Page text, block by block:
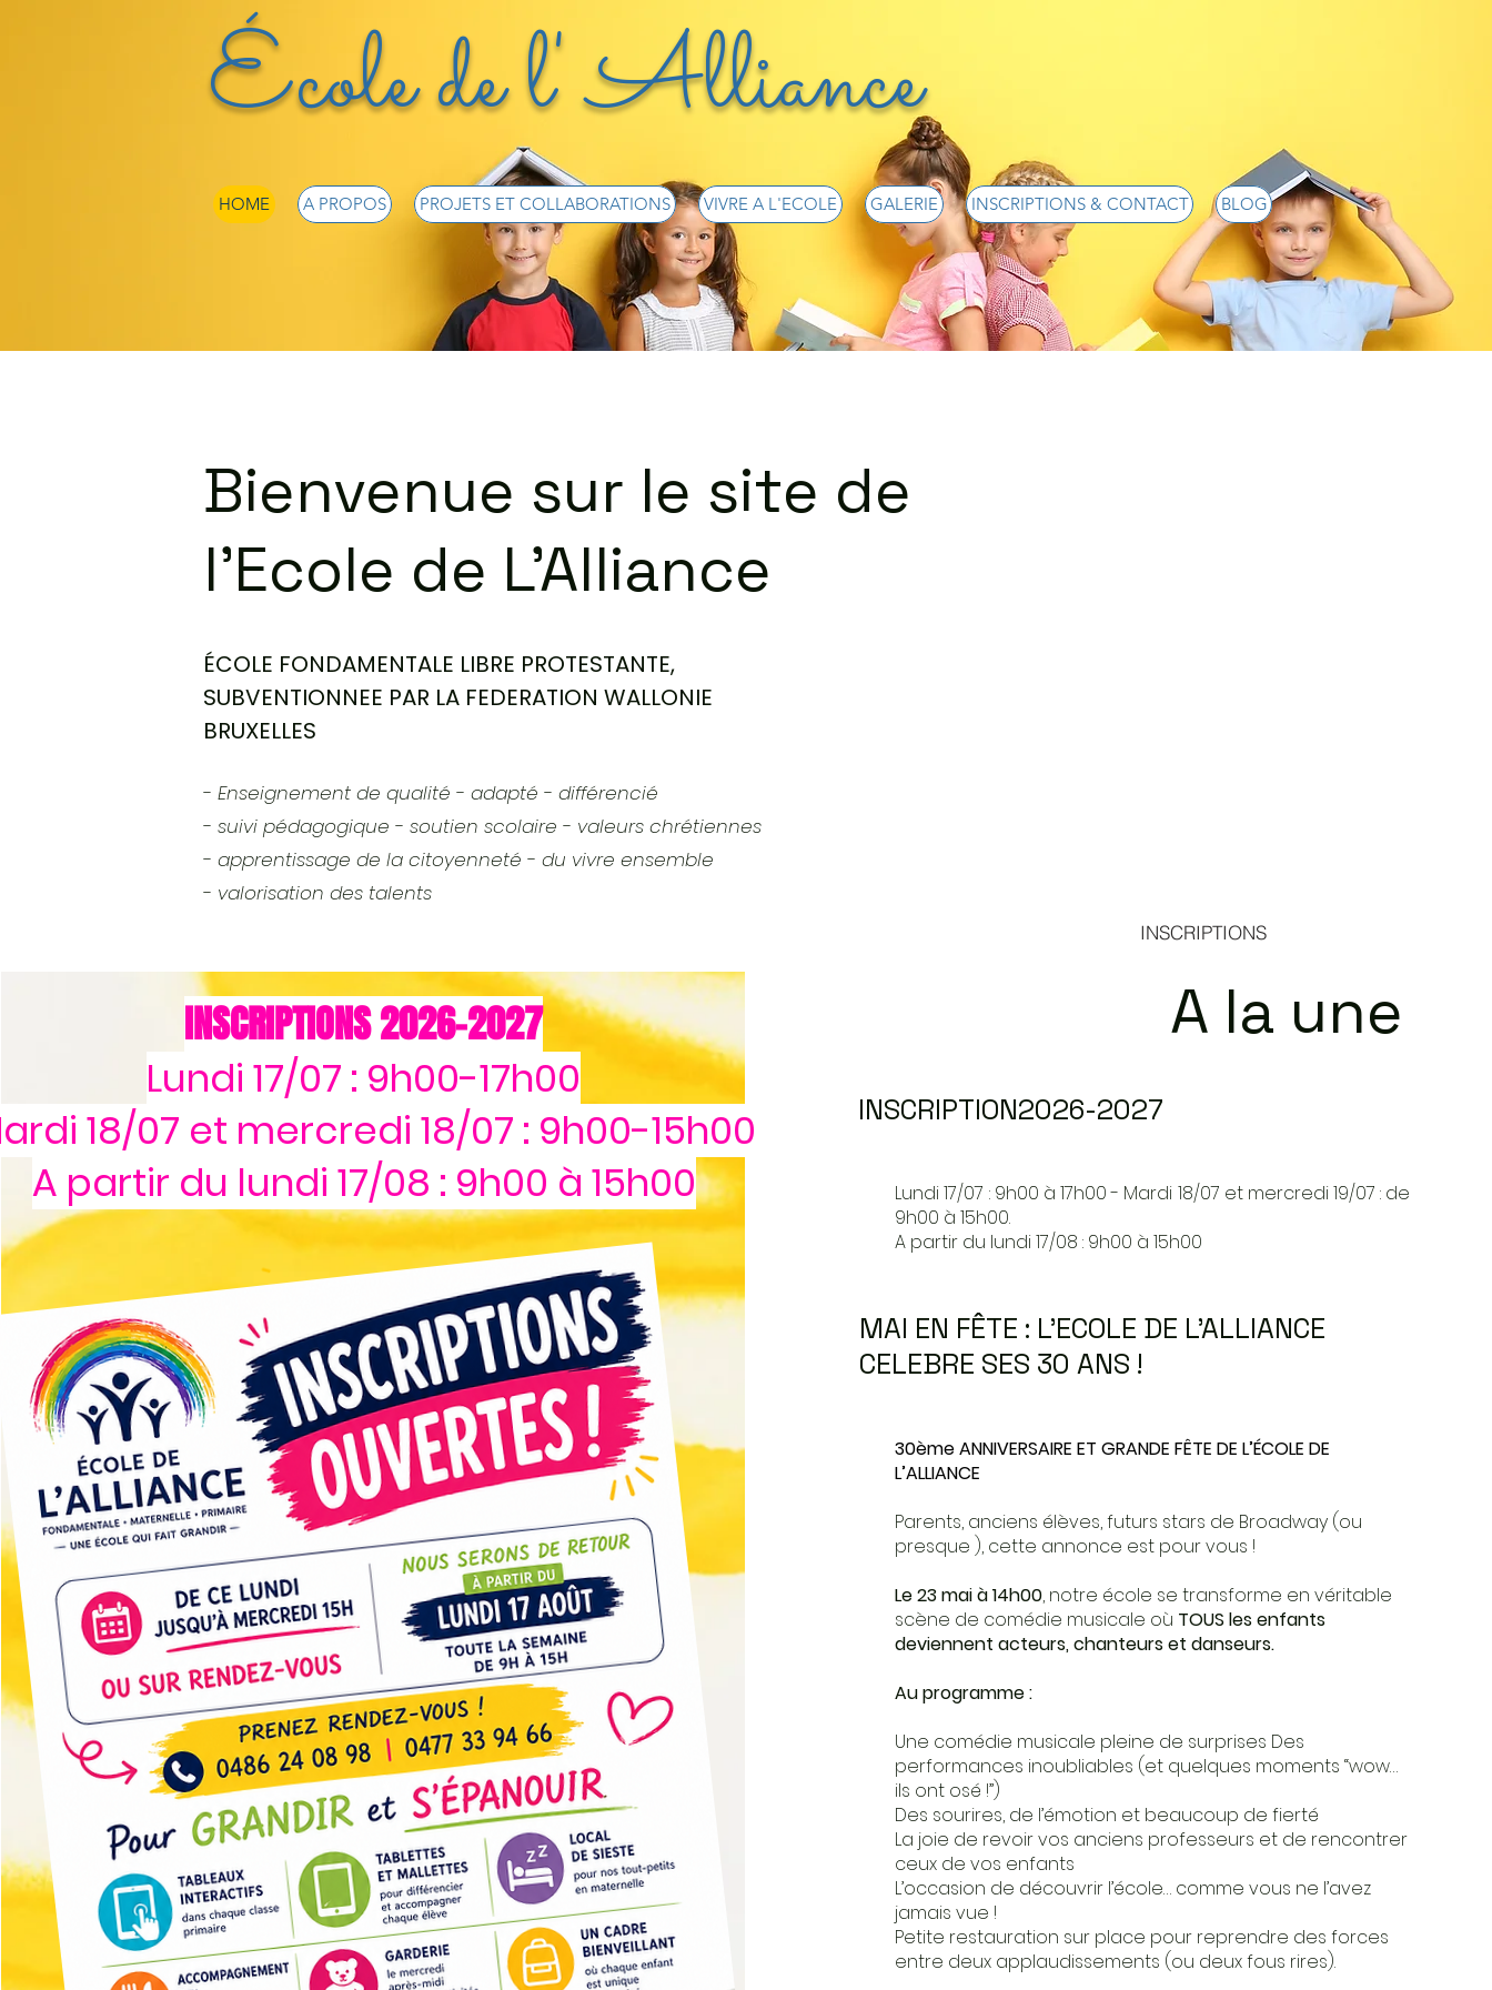
École de l' Alliance
HOME A PROPOS PROJETS ET COLLABORATIONS VIVRE A L'ECOLE GALERIE INSCRIPTIONS & CONTACT BLOG
Bienvenue sur le site de
l'Ecole de L'Alliance
ÉCOLE FONDAMENTALE LIBRE PROTESTANTE,
SUBVENTIONNEE PAR LA FEDERATION WALLONIE
BRUXELLES
- Enseignement de qualité - adapté - différencié
- suivi pédagogique - soutien scolaire - valeurs chrétiennes
- apprentissage de la citoyenneté - du vivre ensemble
- valorisation des talents
INSCRIPTIONS
INSCRIPTIONS 2026-2027
Lundi 17/07 : 9h00-17h00
18/07 et mercredi 18/07 : 9h00-15h00
A partir du lundi 17/08 : 9h00 à 15h00
A la une
INSCRIPTION2026-2027
Lundi 17/07 : 9h00 à 17h00 - Mardi 18/07 et mercredi 19/07 : de
9h00 à 15h00.
A partir du lundi 17/08 : 9h00 à 15h00
MAI EN FÊTE : L'ECOLE DE L'ALLIANCE
CELEBRE SES 30 ANS !
30ème ANNIVERSAIRE ET GRANDE FÊTE DE L’ÉCOLE DE
L’ALLIANCE
Parents, anciens élèves, futurs stars de Broadway (ou
presque ), cette annonce est pour vous !
Le 23 mai à 14h00, notre école se transforme en véritable
scène de comédie musicale où TOUS les enfants
deviennent acteurs, chanteurs et danseurs.
Au programme :
Une comédie musicale pleine de surprises Des
performances inoubliables (et quelques moments “wow…
ils ont osé !”)
Des sourires, de l’émotion et beaucoup de fierté
La joie de revoir vos anciens professeurs et de rencontrer
ceux de vos enfants
L’occasion de découvrir l’école… comme vous ne l’avez
jamais vue !
Petite restauration sur place pour reprendre des forces
entre deux applaudissements (ou deux fous rires).